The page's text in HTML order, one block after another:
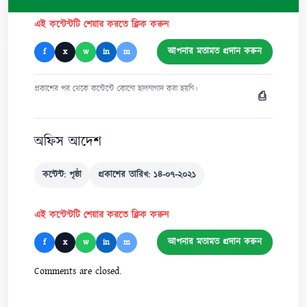
এই কন্টেন্টটি শেয়ার করতে ক্লিক করুন
f x w in m আপনার মতামত প্রদান করুন
প্রকাশের পর থেকে কন্টেন্টে কোনো হালনাগাদ করা হয়নি। ⎙
অফিস আদেশ
কন্টেন্ট: পৃষ্ঠা প্রকাশের তারিখ: ১৪-০৭-২০২১
এই কন্টেন্টটি শেয়ার করতে ক্লিক করুন
f x w in m আপনার মতামত প্রদান করুন
Comments are closed.